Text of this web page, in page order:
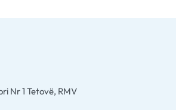
Nr 1 Tetovë, RMV